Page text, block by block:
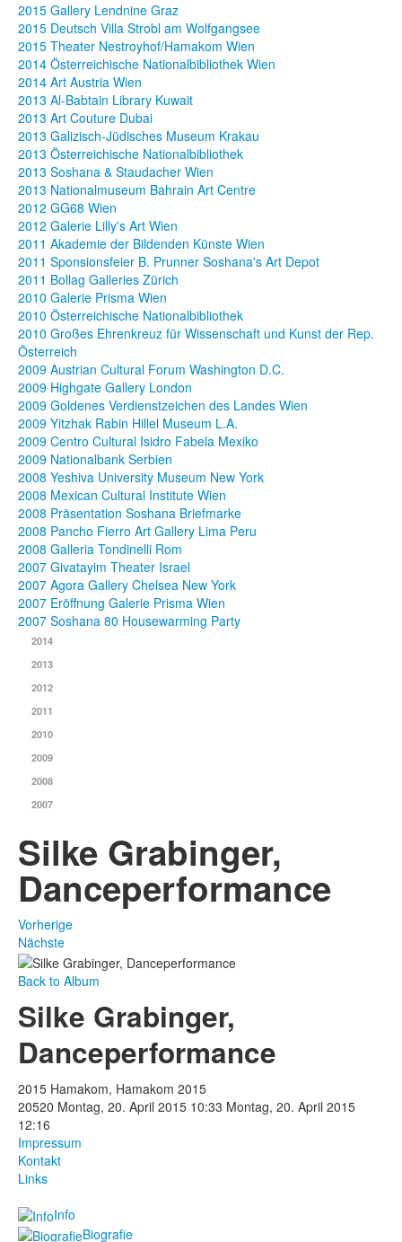
2015 Gallery Lendnine Graz
2015 Deutsch Villa Strobl am Wolfgangsee
2015 Theater Nestroyhof/Hamakom Wien
2014 Österreichische Nationalbibliothek Wien
2014 Art Austria Wien
2013 Al-Babtain Library Kuwait
2013 Art Couture Dubai
2013 Galizisch-Jüdisches Museum Krakau
2013 Österreichische Nationalbibliothek
2013 Soshana & Staudacher Wien
2013 Nationalmuseum Bahrain Art Centre
2012 GG68 Wien
2012 Galerie Lilly's Art Wien
2011 Akademie der Bildenden Künste Wien
2011 Sponsionsfeier B. Prunner Soshana's Art Depot
2011 Bollag Galleries Zürich
2010 Galerie Prisma Wien
2010 Österreichische Nationalbibliothek
2010 Großes Ehrenkreuz für Wissenschaft und Kunst der Rep.
Österreich
2009 Austrian Cultural Forum Washington D.C.
2009 Highgate Gallery London
2009 Goldenes Verdienstzeichen des Landes Wien
2009 Yitzhak Rabin Hillel Museum L.A.
2009 Centro Cultural Isidro Fabela Mexiko
2009 Nationalbank Serbien
2008 Yeshiva University Museum New York
2008 Mexican Cultural Institute Wien
2008 Präsentation Soshana Briefmarke
2008 Pancho Fierro Art Gallery Lima Peru
2008 Galleria Tondinelli Rom
2007 Givatayim Theater Israel
2007 Agora Gallery Chelsea New York
2007 Eröffnung Galerie Prisma Wien
2007 Soshana 80 Housewarming Party
2014
2013
2012
2011
2010
2009
2008
2007
Silke Grabinger,
Danceperformance
Vorherige
Nächste
Back to Album
Silke Grabinger,
Danceperformance
2015 Hamakom, Hamakom 2015
20520 Montag, 20. April 2015 10:33 Montag, 20. April 2015
12:16
Impressum
Kontakt
Links
Info
Biografie